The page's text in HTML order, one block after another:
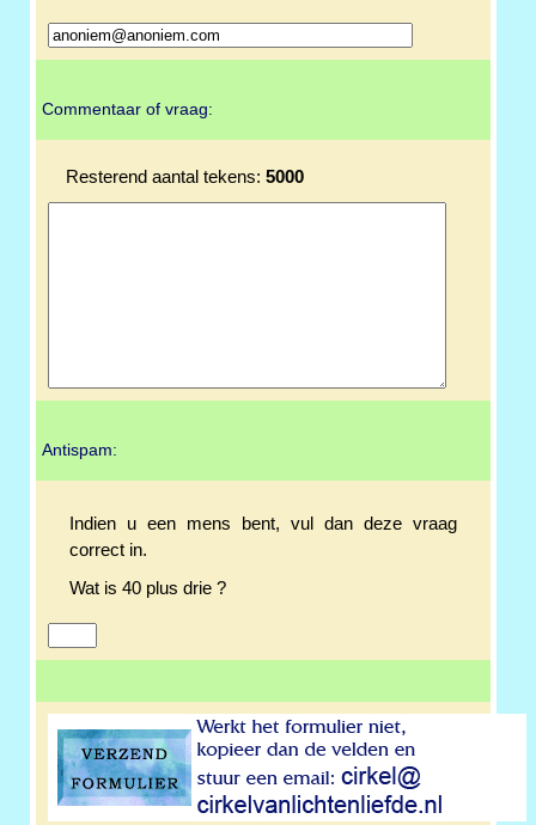
Commentaar of vraag:
Resterend aantal tekens: 5000
Antispam:
Indien u een mens bent, vul dan deze vraag
correct in.
Wat is 40 plus drie ?